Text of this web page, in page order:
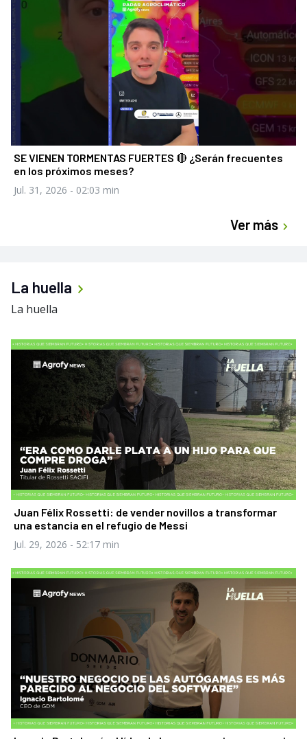
SE VIENEN TORMENTAS FUERTES 🔴 ¿Serán frecuentes
en los próximos meses?
Jul. 31, 2026 - 02:03 min
Ver más
La huella
La huella
Juan Félix Rossetti: de vender novillos a transformar
una estancia en el refugio de Messi
Jul. 29, 2026 - 52:17 min